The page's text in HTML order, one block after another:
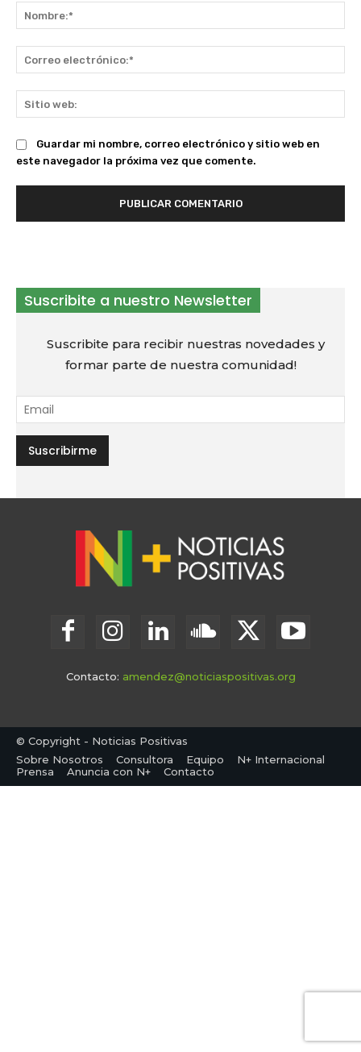
Guardar mi nombre, correo electrónico y sitio web en
este navegador la próxima vez que comente.
Suscribite a nuestro Newsletter
Suscribite para recibir nuestras novedades y
formar parte de nuestra comunidad!
Contacto: amendez@noticiaspositivas.org
© Copyright - Noticias Positivas
Sobre Nosotros
Consultora Equipo
N+ Internacional
Prensa
Anuncia con N+ Contacto